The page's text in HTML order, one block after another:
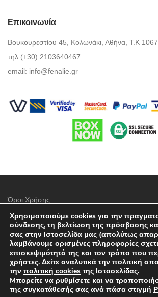
Επικοινωνία
Βουκουρεστίου 45, Κολωνάκι, Αθήνα, Τ.Κ
τηλ.(+30) 2103640467
email: info@fenalie.gr
Όροι Χρήσης
Πολιτική προστασίας απορρήτου
Τρόποι Πληρωμής
Επιλογές Αποστολών
Πολιτική επιστροφών
Επικοινωνία
Χρησιμοποιούμε cookies για την
σύνδεσης, τη βελτίωση της πρόσβασης
σας στην Ιστοσελίδα μας (απολύτως
λαμβάνουμε ορισμένες πληροφορίες
επισκεψιμότητά της και τον τρόπο που
χρήστες. Δείτε αναλυτικά την πολιτική
την πολιτική cookies της Ιστοσελίδας.
Mπορείτε να ρυθμίσετε και να
της συγκατάθεσής σας ανά πάσα στιγμή